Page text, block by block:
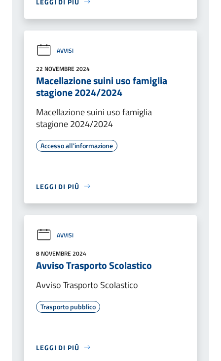
AVVISI
22 NOVEMBRE 2024
Macellazione suini uso famiglia
stagione 2024/2024
Macellazione suini uso famiglia
stagione 2024/2024
Accesso all'informazione
LEGGI DI PIÙ
AVVISI
8 NOVEMBRE 2024
Avviso Trasporto Scolastico
Avviso Trasporto Scolastico
Trasporto pubblico
LEGGI DI PIÙ